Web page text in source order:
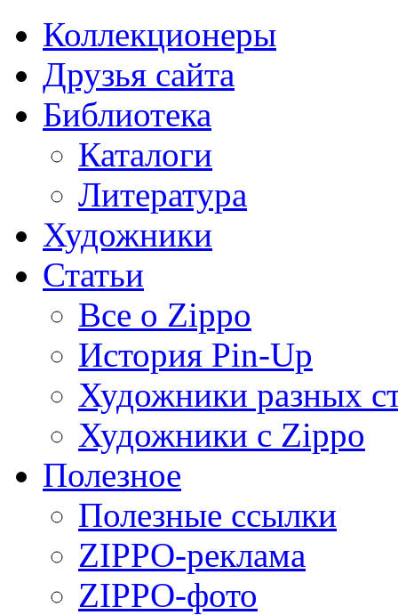
Коллекционеры
Друзья сайта
Библиотека
Каталоги
Литература
Художники
Статьи
Все о Zippo
История Pin-Up
Художники разных
Художники с Zippo
Полезное
Полезные ссылки
ZIPPO-реклама
ZIPPO-фото